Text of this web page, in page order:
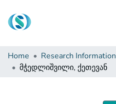
Communities & Collections
Browse
Home Research Information
მჭედლიშვილი, ქეთევან